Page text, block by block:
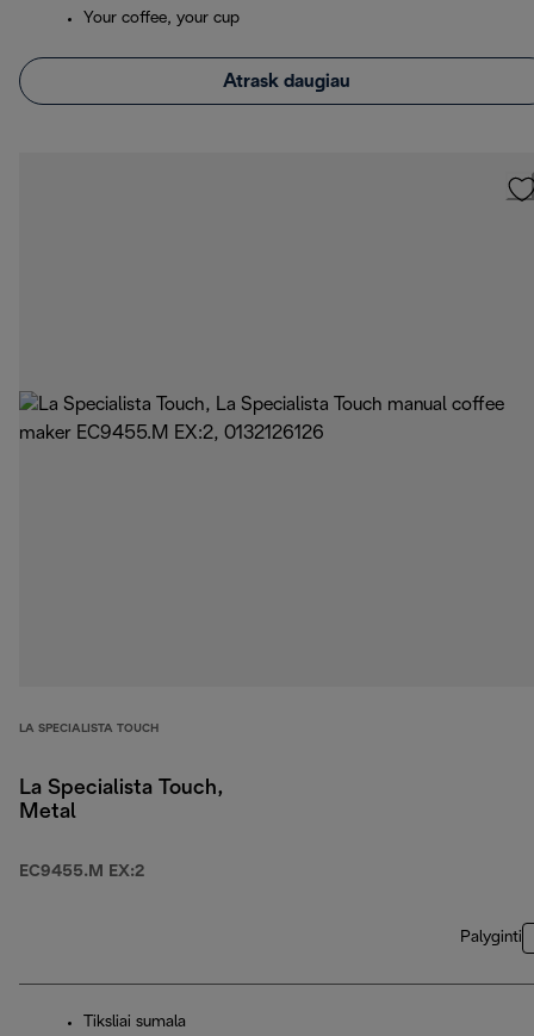
Your coffee, your cup
Atrask daugiau
LA SPECIALISTA TOUCH
La Specialista Touch,
Metal
EC9455.M EX:2
Palyginti
Tiksliai sumala